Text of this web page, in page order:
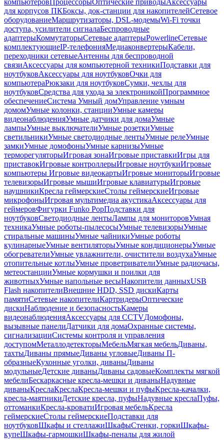
компьютеровПроцессорыОптические приводыАксессуары
для корпусов ПКБоксы, док-станции для накопителейСетевое
оборудованиеМаршрутизаторы, DSL-модемыWi-Fi точки
доступа, усилители сигналаБеспроводные
адаптерыКоммутаторыСетевые адаптерыPowerlineСетевые
комплектующиеIP-телефонияМедиаконвертерыКабели,
переходники сетевыеАнтенны для беспроводной
связиАксессуары для компьютерной техникиПодставки для
ноутбуковАксессуары для ноутбуковОчки для
компьютераРюкзаки для ноутбуковСумки, чехлы для
ноутбуковСредства для ухода за электроникойПрограммное
обеспечениеСистема Умный домУправление умным
домомУмные колонки, станцииУмные камеры
видеонаблюденияУмные датчики для домаУмные
лампыУмные выключателиУмные розеткиУмные
светильникиУмные светодиодные лентыУмные релеУмные
замкиУмные домофоныУмные карнизыУмные
терморегуляторыИгровая зонаИгровые приставкиИгры для
приставокИгровые контроллерыИгровые ноутбукиИгровые
компьютеры Игровые видеокартыИгровые мониторыИгровые
телевизорыИгровые мышиИгровые клавиатурыИгровые
наушникиКресла геймерскиеСтолы геймерскиеИгровые
микрофоныИгровая мультимедиа акустикаАксессуары для
геймеровФигурки Funko PopПодставки для
ноутбуковСветодиодные лентыЛампы для мониторовУмная
техникаУмные роботы-пылесосыУмные телевизорыУмные
стиральные машиныУмные чайникиУмные роботы
кулинарныеУмные вентиляторыУмные кондиционерыУмные
обогревателиУмные увлажнители, очистители воздухаУмные
отопительные котлыУмные проветривателиУмные радиочасы,
метеостанцииУмные кормушки и поилки для
животныхУмные напольные весыНакопители данныхUSB
Flash накопителиВнешние HDD, SSD дискиКарты
памятиСетевые накопителиКартридерыОптические
дискиНаблюдение и безопасностьКамеры
видеонаблюденияАксессуары для CCTVДомофоны,
вызывные панелиДатчики для домаОхранные системы,
сигнализацииСистемы контроля и управления
доступомМеталлодетекторыМебельМягкая мебельДиваны,
тахтыДиваны прямыеДиваны угловыеДиваны П-
образныеКухонные уголки, диваныДиваны
модульныеДетские диваныДиваны садовыеКомплекты мягкой
мебелиБескаркасные кресла-мешки и диваныНадувные
диваныКреслаКреслаКресла-мешки и пуфыКресла-качалки,
кресла-маятникиДетские кресла, пуфыНадувные креслаПуфы,
оттоманкиКресла-кроватиИгровая мебельКресла
геймерскиеСтолы геймерскиеПодставки для
ноутбуковШкафы и стеллажиШкафыСтенки, горкиШкафы-
купеШкафы-гармошкиШкафы-пеналы для жилой